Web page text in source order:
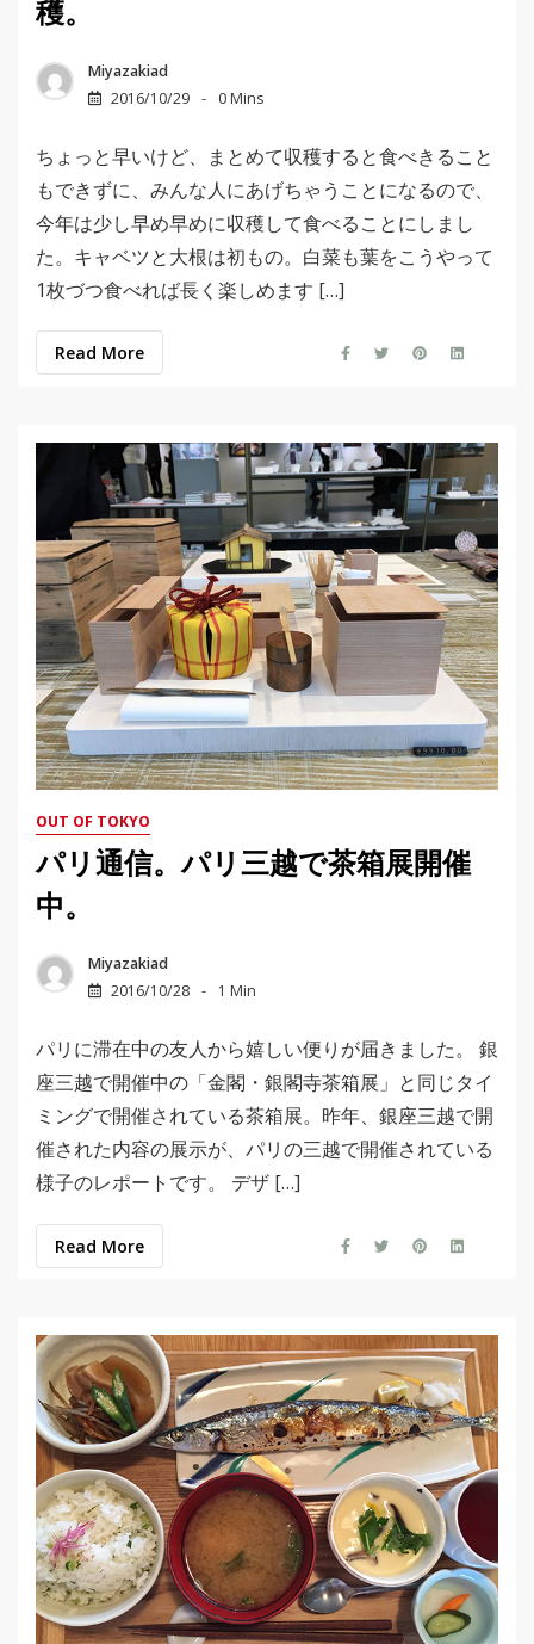
穫。
Miyazakiad
2016/10/29
0 Mins
ちょっと早いけど、まとめて収穫すると食べきること
もできずに、みんな人にあげちゃうことになるので、
今年は少し早め早めに収穫して食べることにしまし
た。キャベツと大根は初もの。白菜も葉をこうやって
1枚づつ食べれば長く楽しめます […]
Read More
OUT OF TOKYO
パリ通信。パリ三越で茶箱展開催
中。
Miyazakiad
2016/10/28
1 Min
パリに滞在中の友人から嬉しい便りが届きました。 銀
座三越で開催中の「金閣・銀閣寺茶箱展」と同じタイ
ミングで開催されている茶箱展。昨年、銀座三越で開
催された内容の展示が、パリの三越で開催されている
様子のレポートです。 デザ […]
Read More